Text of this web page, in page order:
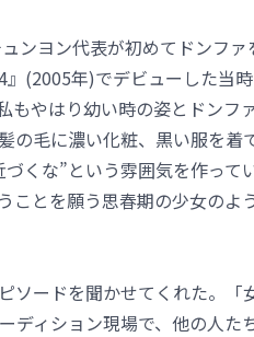
ンヨン代表が初めてドンフ
』(2005年)でデビューした当
もやはり幼い時の姿とドンフ
の毛に濃い化粧、黒い服を
くな”という雰囲気を作っ
ことを願う思春期の少女のよ
ソードを聞かせてくれた。
ディション現場で、他の人